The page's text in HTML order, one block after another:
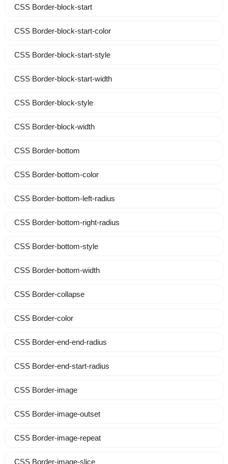
CSS Border-block-start
CSS Border-block-start-color
CSS Border-block-start-style
CSS Border-block-start-width
CSS Border-block-style
CSS Border-block-width
CSS Border-bottom
CSS Border-bottom-color
CSS Border-bottom-left-radius
CSS Border-bottom-right-radius
CSS Border-bottom-style
CSS Border-bottom-width
CSS Border-collapse
CSS Border-color
CSS Border-end-end-radius
CSS Border-end-start-radius
CSS Border-image
CSS Border-image-outset
CSS Border-image-repeat
CSS Border-image-slice